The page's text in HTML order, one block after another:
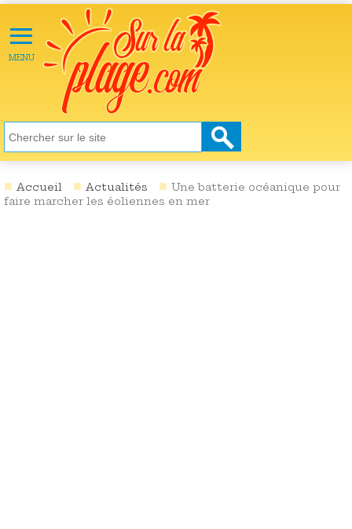
≡
MENU
ACTU
LOISIRS
NATURE
ÉCOLOGIE
SANTÉ
SOCIÉTÉ
Accueil Actualités
Une batterie océanique pour
faire marcher les éoliennes en mer